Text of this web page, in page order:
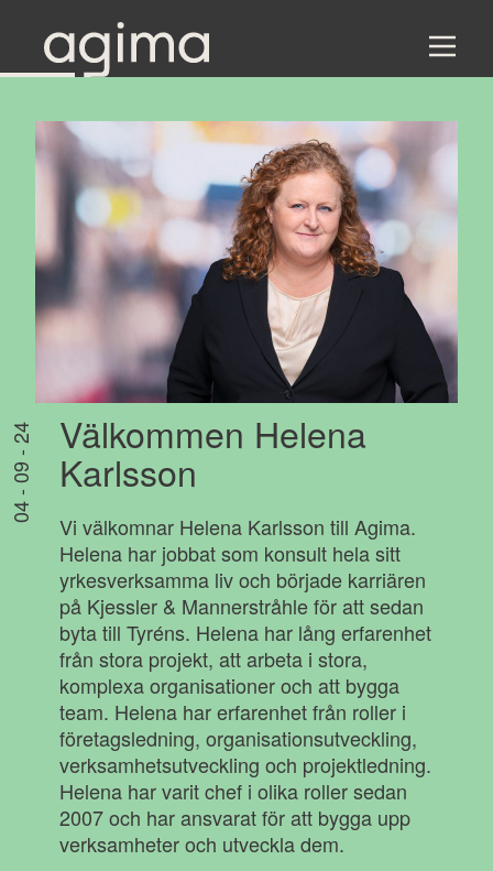
Välkommen Helena
Karlsson
Vi välkomnar Helena Karlsson till Agima.
Helena har jobbat som konsult hela sitt
yrkesverksamma liv och började karriären
på Kjessler & Mannerstråhle för att sedan
byta till Tyréns. Helena har lång erfarenhet
från stora projekt, att arbeta i stora,
komplexa organisationer och att bygga
team. Helena har erfarenhet från roller i
företagsledning, organisationsutveckling,
verksamhetsutveckling och projektledning.
Helena har varit chef i olika roller sedan
2007 och har ansvarat för att bygga upp
verksamheter och utveckla dem.
04 - 09 - 24